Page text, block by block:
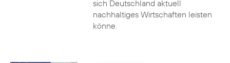
sich Deutschland aktuell
nachhaltiges Wirtschaften leisten
könne.